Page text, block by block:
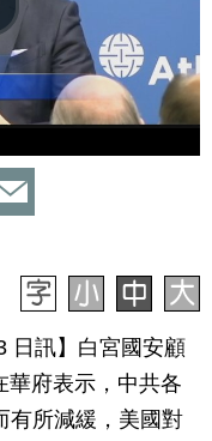
日訊】白宮國安顧
華府表示，中共各
有所減緩，美國對